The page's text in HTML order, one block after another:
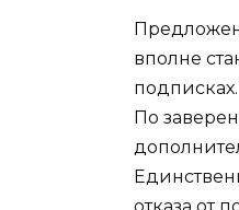
вполне
По